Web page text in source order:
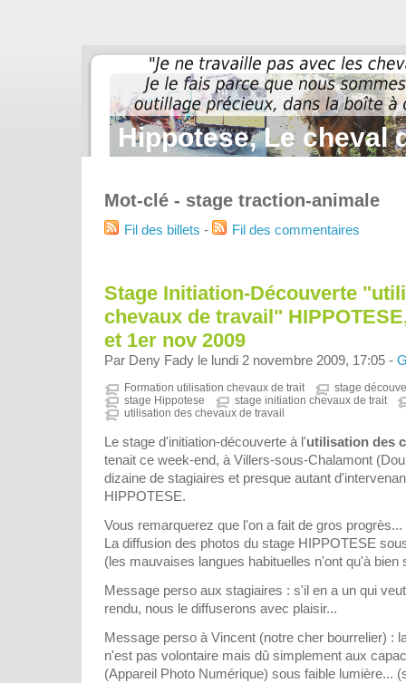
Hippotese, Le cheval
Mot-clé - stage traction-animale
Fil des billets - Fil des commentaires
Stage Initiation-Découverte
chevaux de travail"
et 1er nov 2009
Par Deny Fady le lundi 2 novembre 2009, 17:05 -
Formation utilisation chevaux de trait
stage
stage Hippotese
stage initiation chevaux de trait
utilisation des chevaux de travail
Le stage d'initiation-découverte à l'utilisation des
tenait ce week-end, à Villers-sous-Chalamont
dizaine de stagiaires et presque autant
HIPPOTESE.
Vous remarquerez que l'on a fait de gros progrès...
La diffusion des photos du stage HIPPOTESE
(les mauvaises langues habituelles n'ont qu'à bien
Message perso aux stagiaires : s'il en a un qui
rendu, nous le diffuserons avec plaisir...
Message perso à Vincent (notre cher bourrelier) :
n'est pas volontaire mais dû simplement aux
(Appareil Photo Numérique) sous faible lumière...